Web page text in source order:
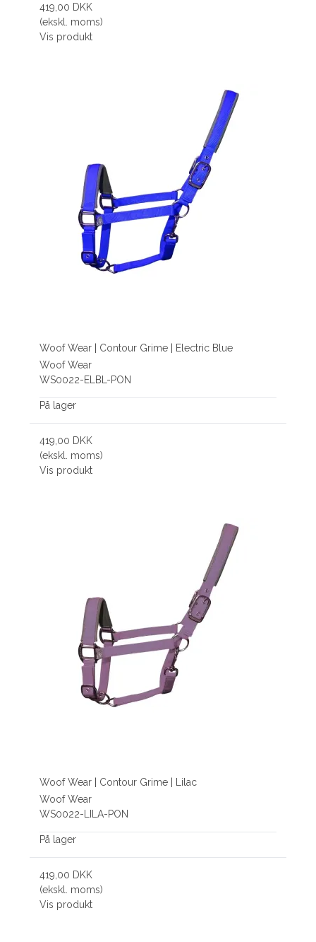
419,00 DKK
(ekskl. moms)
Vis produkt
Woof Wear | Contour Grime | Electric Blue
Woof Wear
WS0022-ELBL-PON
På lager
419,00 DKK
(ekskl. moms)
Vis produkt
Woof Wear | Contour Grime | Lilac
Woof Wear
WS0022-LILA-PON
På lager
419,00 DKK
(ekskl. moms)
Vis produkt